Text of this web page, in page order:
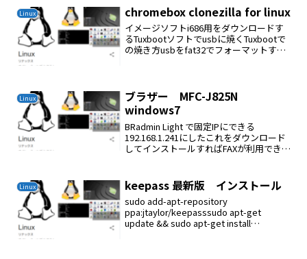
番号アカウント：上記で設定したユーザ
ー名RS...
Linux chromebox clonezilla for linux
イメージソフトi686用をダウンロードす
るTuxbootソフトでusbに焼くTuxbootで
の焼き方usbをfat32でフォーマットする
Linux
ブラザー MFC-J825N
windows7
BRadmin Light で固定IPにできる
192.168.1.241にしたこれをダウンロード
してインストールすればFAXが利用できる
Linux keepass 最新版 インストール
sudo add-apt-repository
ppa:jtaylor/keepasssudo apt-get
update && sudo apt-get install